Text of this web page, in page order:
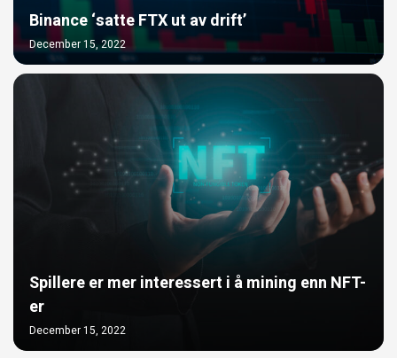
Binance ‘satte FTX ut av drift’
December 15, 2022
Spillere er mer interessert i å mining enn NFT-
er
December 15, 2022